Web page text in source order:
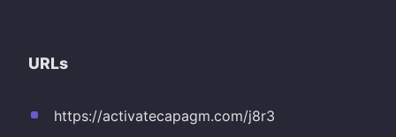
URLs
https://activatecapagm.com/j8r3